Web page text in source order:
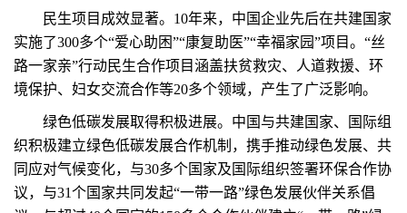
民生项目成效显著。10年来，中国企业先后在共建国家
实施了300多个“爱心助困”“康复助医”“幸福家园”项目。“丝
路一家亲”行动民生合作项目涵盖扶贫救灾、人道救援、环
境保护、妇女交流合作等20多个领域，产生了广泛影响。
绿色低碳发展取得积极进展。中国与共建国家、国际组
织积极建立绿色低碳发展合作机制，携手推动绿色发展、共
同应对气候变化，与30多个国家及国际组织签署环保合作协
议，与31个国家共同发起“一带一路”绿色发展伙伴关系倡